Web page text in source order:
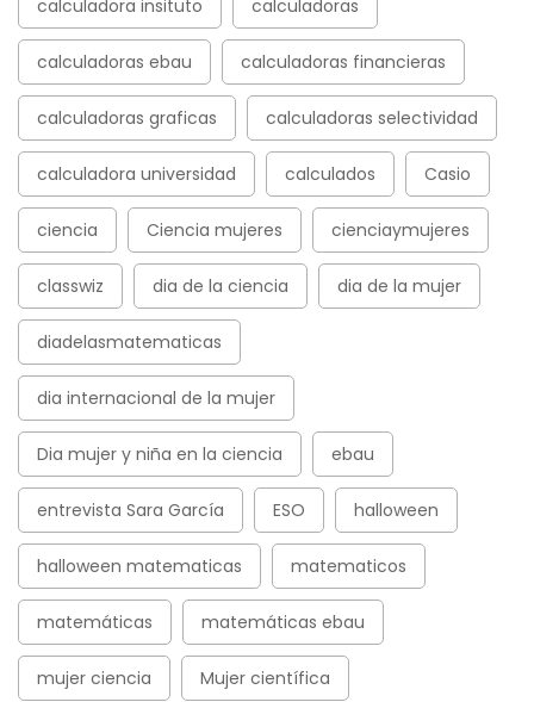
calculadora insituto calculadoras
calculadoras ebau calculadoras financieras
calculadoras graficas calculadoras selectividad
calculadora universidad calculados Casio
ciencia Ciencia mujeres cienciaymujeres
classwiz dia de la ciencia dia de la mujer
diadelasmatematicas
dia internacional de la mujer
Dia mujer y niña en la ciencia ebau
entrevista Sara García ESO halloween
halloween matematicas matematicos
matemáticas matemáticas ebau
mujer ciencia Mujer científica